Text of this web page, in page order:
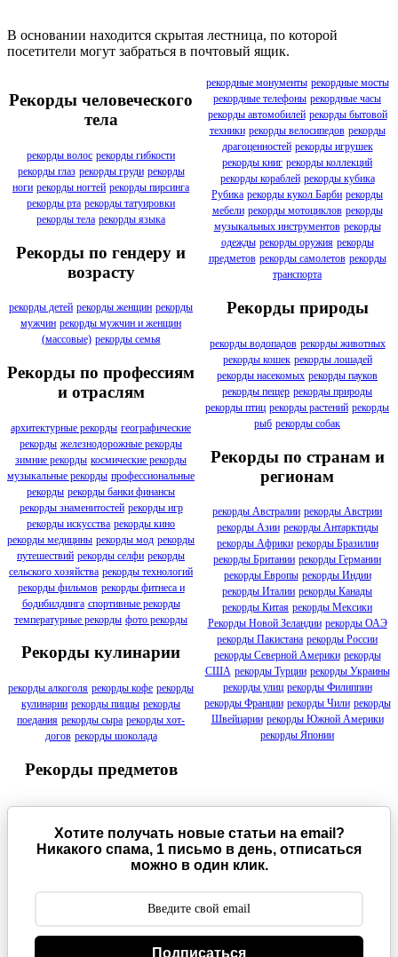
В основании находится скрытая лестница, по которой
посетители могут забраться в почтовый ящик.
Рекорды человеческого
тела
рекорды волос рекорды гибкости
рекорды глаз рекорды груди рекорды
ноги рекорды ногтей рекорды пирсинга
рекорды рта рекорды татуировки
рекорды тела рекорды языка
Рекорды по гендеру и
возрасту
рекорды детей рекорды женщин рекорды
мужчин рекорды мужчин и женщин
(массовые) рекорды семья
Рекорды по профессиям
и отраслям
архитектурные рекорды географические
рекорды железнодорожные рекорды
зимние рекорды космические рекорды
музыкальные рекорды профессиональные
рекорды рекорды банки финансы
рекорды знаменитостей рекорды игр
рекорды искусства рекорды кино
рекорды медицины рекорды мод рекорды
путешествий рекорды селфи рекорды
сельского хозяйства рекорды технологий
рекорды фильмов рекорды фитнеса и
бодибилдинга спортивные рекорды
температурные рекорды фото рекорды
Рекорды кулинарии
рекорды алкоголя рекорды кофе рекорды
кулинарии рекорды пиццы рекорды
поедания рекорды сыра рекорды хот-
догов рекорды шоколада
Рекорды предметов
рекордные монументы рекордные мосты
рекордные телефоны рекордные часы
рекорды автомобилей рекорды бытовой
техники рекорды велосипедов рекорды
драгоценностей рекорды игрушек
рекорды книг рекорды коллекций
рекорды кораблей рекорды кубика
Рубика рекорды кукол Барби рекорды
мебели рекорды мотоциклов рекорды
музыкальных инструментов рекорды
одежды рекорды оружия рекорды
предметов рекорды самолетов рекорды
транспорта
Рекорды природы
рекорды водопадов рекорды животных
рекорды кошек рекорды лошадей
рекорды насекомых рекорды пауков
рекорды пещер рекорды природы
рекорды птиц рекорды растений рекорды
рыб рекорды собак
Рекорды по странам и
регионам
рекорды Австралии рекорды Австрии
рекорды Азии рекорды Антарктиды
рекорды Африки рекорды Бразилии
рекорды Британии рекорды Германии
рекорды Европы рекорды Индии
рекорды Италии рекорды Канады
рекорды Китая рекорды Мексики
Рекорды Новой Зеландии рекорды ОАЭ
рекорды Пакистана рекорды России
рекорды Северной Америки рекорды
США рекорды Турции рекорды Украины
рекорды улиц рекорды Филиппин
рекорды Франции рекорды Чили рекорды
Швейцарии рекорды Южной Америки
рекорды Японии
Хотите получать новые статьи на email?
Никакого спама, 1 письмо в день, отписаться
можно в один клик.
Подписаться